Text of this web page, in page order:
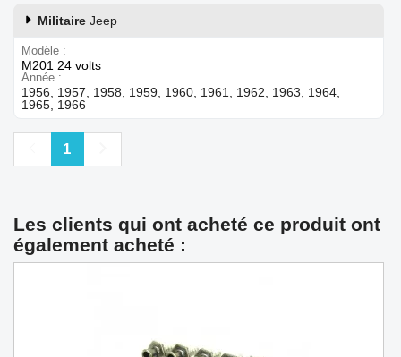
Militaire Jeep
Modèle
M201 24 volts
Année
1956, 1957, 1958, 1959, 1960, 1961, 1962, 1963, 1964,
1965, 1966
Précédent
1
Les clients qui ont acheté ce produit ont
également acheté :